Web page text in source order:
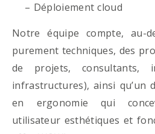
– Déploiement cloud
Notre équipe compte, au-
purement techniques, des
de projets, consultants,
infrastructures), ainsi qu’un
en ergonomie qui
utilisateur esthétiques et